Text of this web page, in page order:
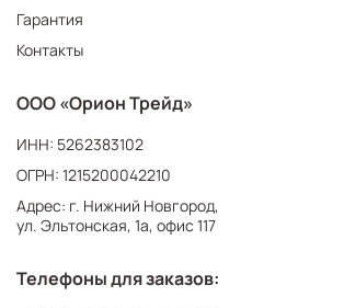
Гарантия
Контакты
ООО «Орион Трейд»
ИНН: 5262383102
ОГРН: 1215200042210
Адрес: г. Нижний Новгород,
ул. Эльтонская, 1а, офис 117
Телефоны для заказов: